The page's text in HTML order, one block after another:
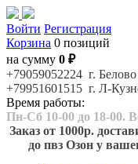
Войти Регистрация
Корзина 0 позиций
на сумму 0 ₽
+79059052224 г. Белово
+79951601515 г. Л-
Время работы:
Пн-Сб 10-00 до 18-00.
Заказ от 1000р.
до пвз Озон у